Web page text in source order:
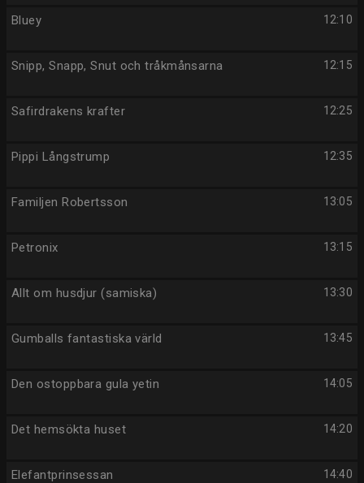
12:10
Bluey
12:15
Snipp, Snapp, Snut och tråkmånsarna
12:25
Safirdrakens krafter
12:35
Pippi Långstrump
13:05
Familjen Robertsson
13:15
Petronix
13:30
Allt om husdjur (samiska)
13:45
Gumballs fantastiska värld
14:05
Den ostoppbara gula yetin
14:20
Det hemsökta huset
14:40
Elefantprinsessan